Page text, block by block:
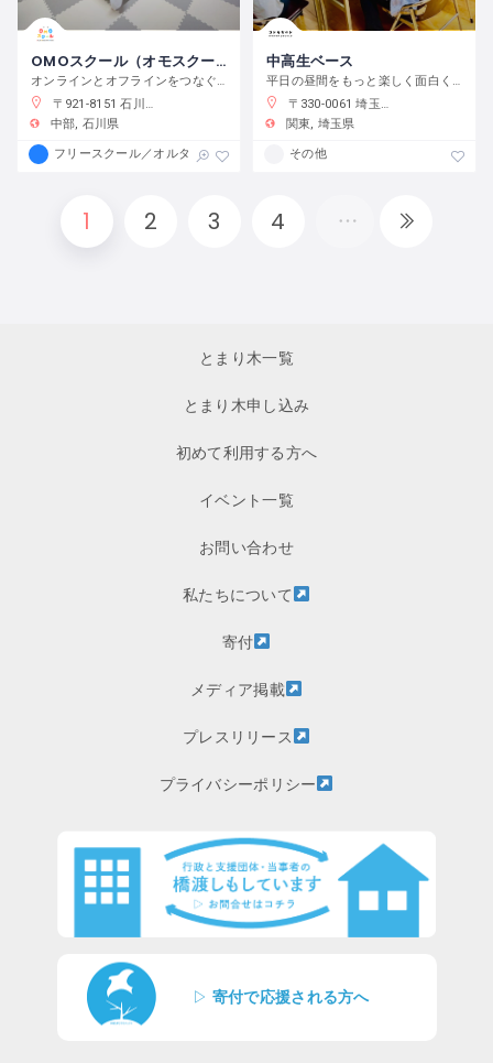
OMOスクール（オモスクール）
オンラインとオフラインをつなぐフリースクール
〒921-8151 石川県金沢市窪３丁目１３６−１
中部 石川県
フリースクール／オルタナティブスクール
中高生ベース
平日の昼間をもっと楽しく面白く！
〒330-0061 埼玉県さいたま市浦和区常磐７丁目４−１ 埼玉りそな銀行さいたま研修センター
関東
埼玉県
その他
1 2 3 4
とまり木一覧
とまり木申し込み
初めて利用する方へ
イベント一覧
お問い合わせ
私たちについて
寄付
メディア掲載
プレスリリース
プライバシーポリシー
▷ 寄付で応援される方へ